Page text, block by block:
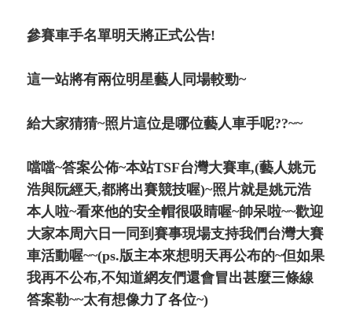
參賽車手名單明天將正式公告!
這一站將有兩位明星藝人同場較勁~
給大家猜猜~照片這位是哪位藝人車手呢??~~
噹噹~答案公佈~本站TSF台灣大賽車,(藝人姚元
浩與阮經天,都將出賽競技喔)~照片就是姚元浩
本人啦~看來他的安全帽很吸睛喔~帥呆啦~~歡迎
大家本周六日一同到賽事現場支持我們台灣大賽
車活動喔~~(ps.版主本來想明天再公布的~但如果
我再不公布,不知道網友們還會冒出甚麼三條線
答案勒~~太有想像力了各位~)